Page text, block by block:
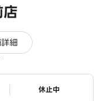
ュー
細
ステータス
休止中